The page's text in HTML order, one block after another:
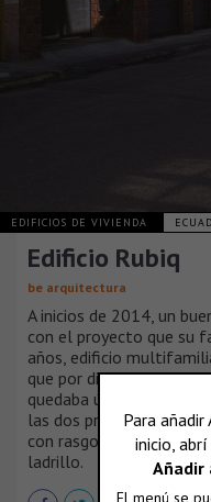
EDIFICIOS DE VIVIENDA
Edificio Rubiq
be arquitectura
A inicios de 2014, un
con el proyecto que su
años, edificio
que por diversas
quedaba únicamente la
las dos primeras
con rasgos neoclásicos
ladrillo.